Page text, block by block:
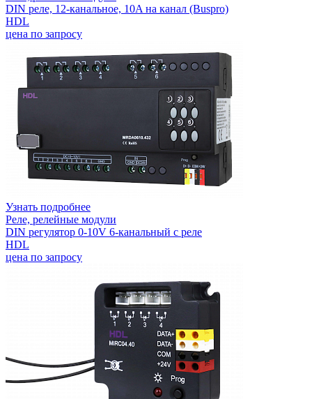
DIN реле, 12-канальное, 10A на канал (Buspro)
HDL
цена по запросу
Узнать подробнее
Реле, релейные модули
DIN регулятор 0-10V 6-канальный с реле
HDL
цена по запросу